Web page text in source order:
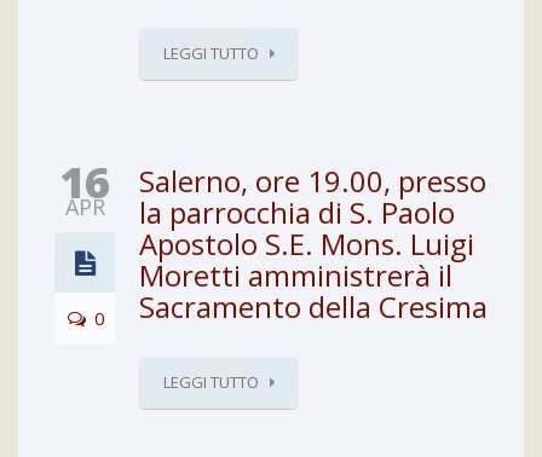
LEGGI TUTTO
16
APR
0
Salerno, ore 19.00, presso
la parrocchia di S. Paolo
Apostolo S.E. Mons. Luigi
Moretti amministrerà il
Sacramento della Cresima
LEGGI TUTTO